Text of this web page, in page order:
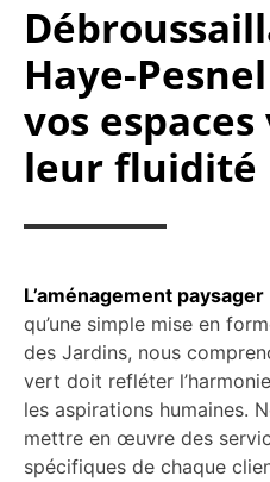
Haye-
vos
leur fluidité
L’aménagement paysager
qu’une simple mise en
des Jardins, nous
vert doit refléter
les aspirations humaines.
mettre en œuvre des
spécifiques de chaque